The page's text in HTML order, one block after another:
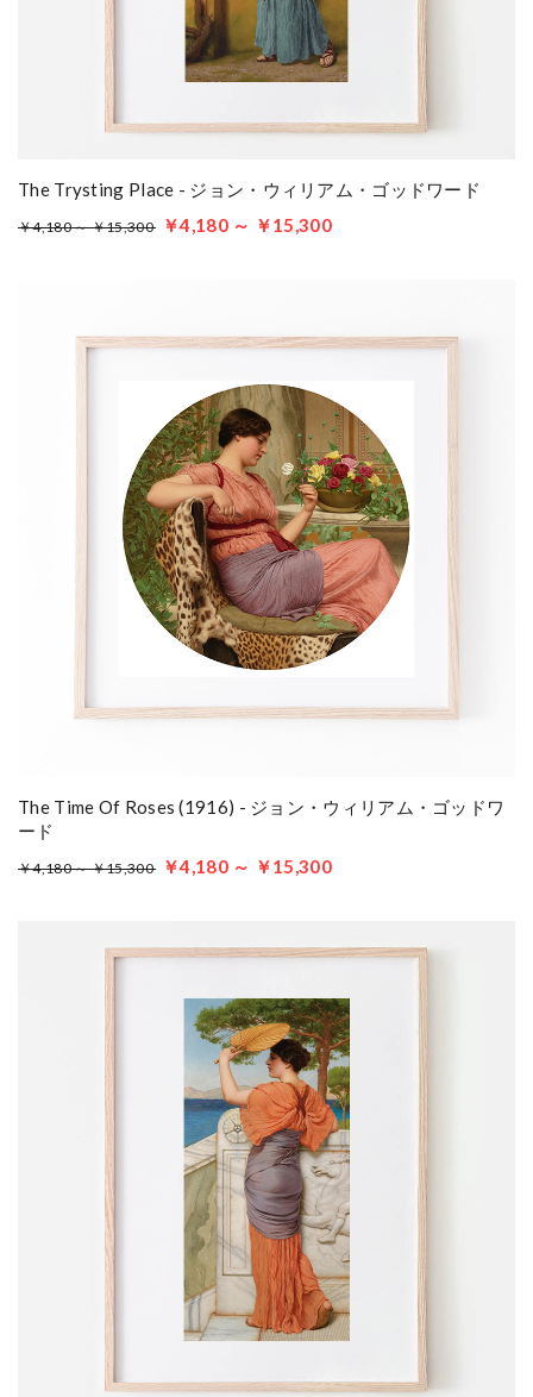
The Trysting Place - ジョン・ウィリアム・ゴッドワード
￥4,180 ～ ￥15,300 ￥4,180 ～ ￥15,300
The Time Of Roses (1916) - ジョン・ウィリアム・ゴッドワ
ード
￥4,180 ～ ￥15,300 ￥4,180 ～ ￥15,300